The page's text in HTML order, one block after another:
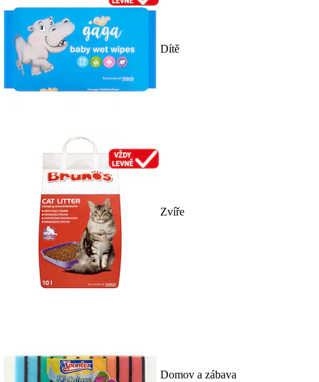
Dítě
Zvíře
Domov a zábava